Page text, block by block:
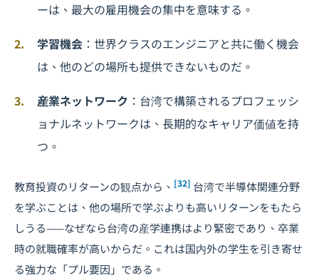
ーは、最大の雇用機会の集中を意味する。
学習機会 ：世界クラスのエンジニアと共に働く機会
は、他のどの場所も提供できないものだ。
産業ネットワーク ：台湾で構築されるプロフェッシ
ョナルネットワークは、長期的なキャリア価値を持
つ。
教育投資のリターンの観点から、 [32] 台湾で半導体関連分野
を学ぶことは、他の場所で学ぶよりも高いリターンをもたら
しうる——なぜなら台湾の産学連携はより緊密であり、卒業
時の就職確率が高いからだ。これは国内外の学生を引き寄せ
る強力な「プル要因」である。